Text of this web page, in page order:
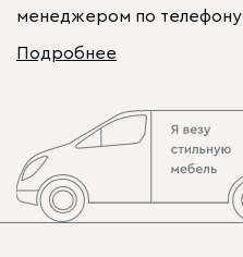
менеджером по телефону
Подробнее